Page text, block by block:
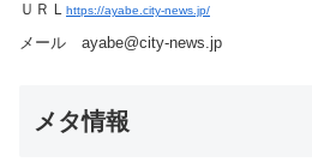
ＵＲＬ
https://ayabe.city-news.jp/
メール ayabe@city-news.jp
メタ情報